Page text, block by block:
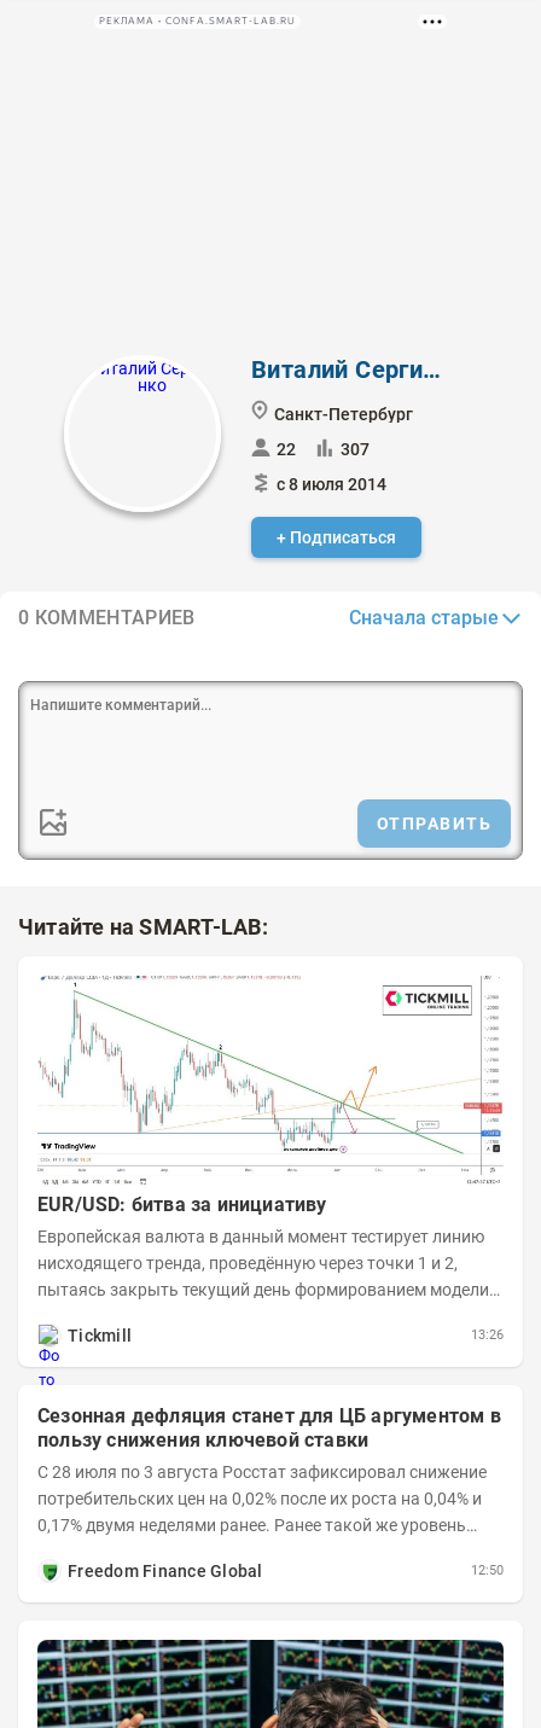
РЕКЛАМА • CONFA.SMART-LAB.RU
Виталий Сергиенко
Санкт-Петербург
22
307
с 8 июля 2014
+ Подписаться
0 КОММЕНТАРИЕВ Сначала старые
ОТПРАВИТЬ
Читайте на SMART-LAB:
EUR/USD: битва за инициативу
Европейская валюта в данный момент тестирует линию
нисходящего тренда, проведённую через точки 1 и 2,
пытаясь закрыть текущий день формированием модели
Tickmill
13:26
Сезонная дефляция станет для ЦБ аргументом в
пользу снижения ключевой ставки
С 28 июля по 3 августа Росстат зафиксировал снижение
потребительских цен на 0,02% после их роста на 0,04% и
0,17% двумя неделями ранее. Ранее такой же уровень
Freedom Finance Global
12:50